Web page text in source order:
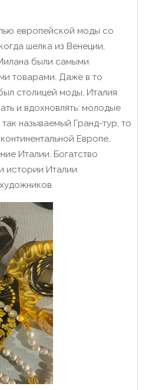
европейской моды со
шелка из Венеции,
были самыми
товарами. Даже в то
столицей моды, Италия
и вдохновлять: молодые
называемый Гранд-тур, то
Европе,
Италии. Богатство
истории Италии